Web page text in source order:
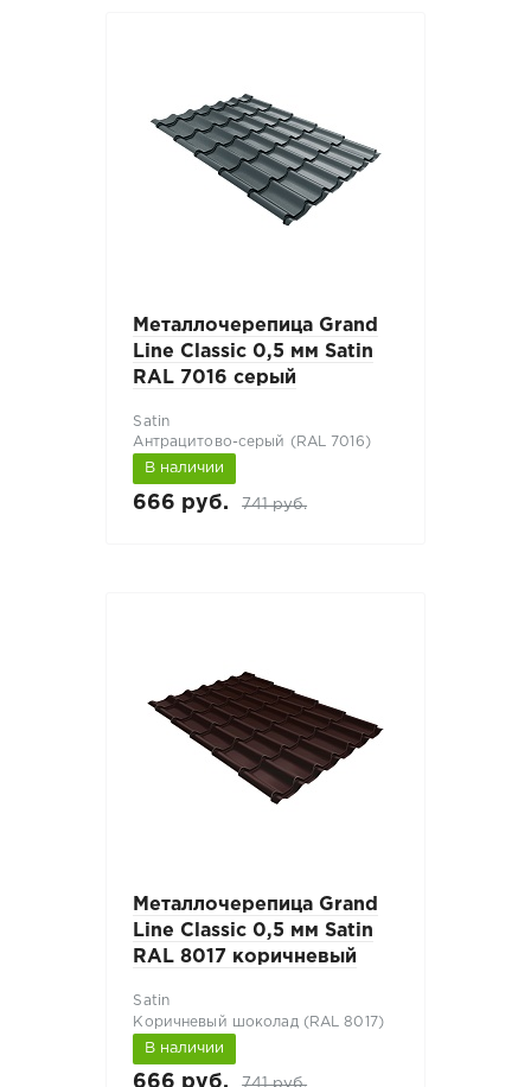
Металлочерепица Grand
Line Classic 0,5 мм Satin
RAL 7016 серый
Satin
Антрацитово-серый (RAL 7016)
В наличии
666 руб. 741 руб.
Металлочерепица Grand
Line Classic 0,5 мм Satin
RAL 8017 коричневый
Satin
Коричневый шоколад (RAL 8017)
В наличии
666 руб. 741 руб.